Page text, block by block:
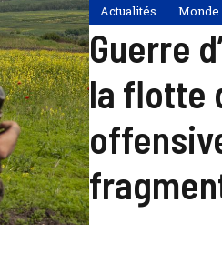
Actualités Monde
Guerre
la flotte